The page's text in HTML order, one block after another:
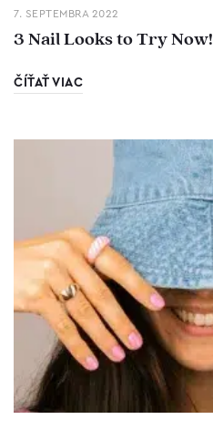
7. SEPTEMBRA 2022
3 Nail Looks to Try Now!
ČÍŤAŤ VIAC